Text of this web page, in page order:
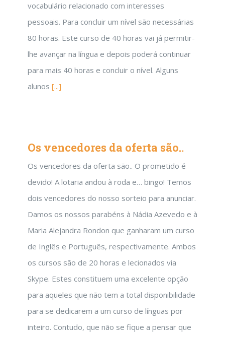
vocabulário relacionado com interesses
pessoais. Para concluir um nível são necessárias
80 horas. Este curso de 40 horas vai já permitir-
lhe avançar na língua e depois poderá continuar
para mais 40 horas e concluir o nível. Alguns
alunos [...]
Os vencedores da oferta são..
Os vencedores da oferta são.. O prometido é
devido! A lotaria andou à roda e… bingo! Temos
dois vencedores do nosso sorteio para anunciar.
Damos os nossos parabéns à Nádia Azevedo e à
Maria Alejandra Rondon que ganharam um curso
de Inglês e Português, respectivamente. Ambos
os cursos são de 20 horas e lecionados via
Skype. Estes constituem uma excelente opção
para aqueles que não tem a total disponibilidade
para se dedicarem a um curso de línguas por
inteiro. Contudo, que não se fique a pensar que